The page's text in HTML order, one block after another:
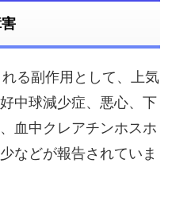
る副作用として、上気
中球減少症、悪心、下
血中クレアチンホスホ
などが報告されていま